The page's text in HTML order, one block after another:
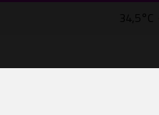
34,5°C